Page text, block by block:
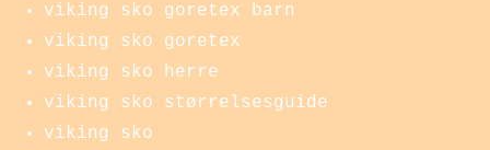
viking sko goretex barn
viking sko goretex
viking sko herre
viking sko størrelsesguide
viking sko